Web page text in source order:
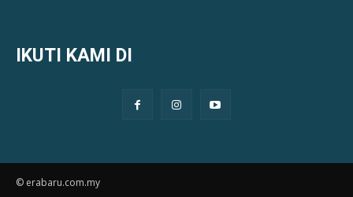
IKUTI KAMI DI
© erabaru.com.my